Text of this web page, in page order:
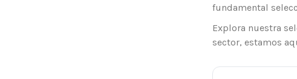
fundamental
Explora nuestra
sector, estamos